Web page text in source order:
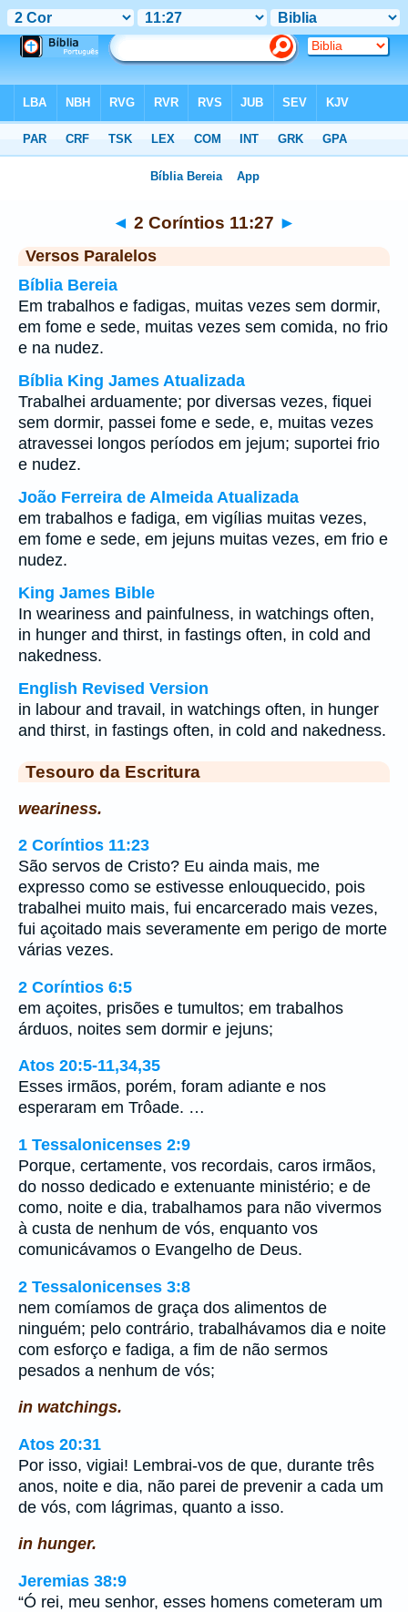
◄ 2 Coríntios 11:27 ►
Versos Paralelos
Bíblia Bereia
Em trabalhos e fadigas, muitas vezes sem dormir,
em fome e sede, muitas vezes sem comida, no frio
e na nudez.
Bíblia King James Atualizada
Trabalhei arduamente; por diversas vezes, fiquei
sem dormir, passei fome e sede, e, muitas vezes
atravessei longos períodos em jejum; suportei frio
e nudez.
João Ferreira de Almeida Atualizada
em trabalhos e fadiga, em vigílias muitas vezes,
em fome e sede, em jejuns muitas vezes, em frio e
nudez.
King James Bible
In weariness and painfulness, in watchings often,
in hunger and thirst, in fastings often, in cold and
nakedness.
English Revised Version
in labour and travail, in watchings often, in hunger
and thirst, in fastings often, in cold and nakedness.
Tesouro da Escritura
weariness.
2 Coríntios 11:23
São servos de Cristo? Eu ainda mais, me
expresso como se estivesse enlouquecido, pois
trabalhei muito mais, fui encarcerado mais vezes,
fui açoitado mais severamente em perigo de morte
várias vezes.
2 Coríntios 6:5
em açoites, prisões e tumultos; em trabalhos
árduos, noites sem dormir e jejuns;
Atos 20:5-11,34,35
Esses irmãos, porém, foram adiante e nos
esperaram em Trôade. …
1 Tessalonicenses 2:9
Porque, certamente, vos recordais, caros irmãos,
do nosso dedicado e extenuante ministério; e de
como, noite e dia, trabalhamos para não vivermos
à custa de nenhum de vós, enquanto vos
comunicávamos o Evangelho de Deus.
2 Tessalonicenses 3:8
nem comíamos de graça dos alimentos de
ninguém; pelo contrário, trabalhávamos dia e noite
com esforço e fadiga, a fim de não sermos
pesados a nenhum de vós;
in watchings.
Atos 20:31
Por isso, vigiai! Lembrai-vos de que, durante três
anos, noite e dia, não parei de prevenir a cada um
de vós, com lágrimas, quanto a isso.
in hunger.
Jeremias 38:9
“Ó rei, meu senhor, esses homens cometeram um